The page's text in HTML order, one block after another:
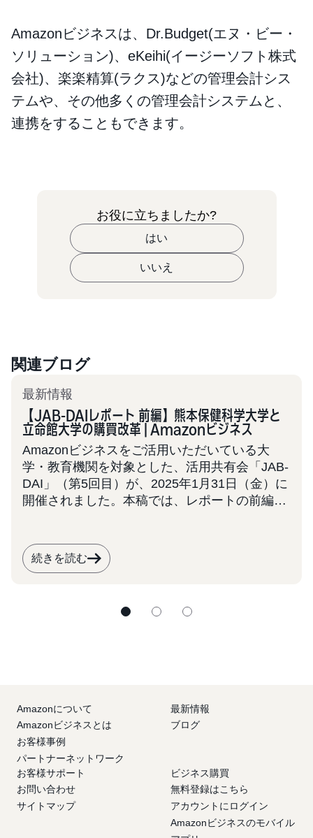
Amazonビジネスは、Dr.Budget(エヌ・ビー・
ソリューション)、eKeihi(イージーソフト株式
会社)、楽楽精算(ラクス)などの管理会計シス
テムや、その他多くの管理会計システムと、
連携をすることもできます。
お役に立ちましたか?
はい
いいえ
関連ブログ
最新情報
【JAB-DAIレポート 前編】熊本保健科学大学と
立命館大学の購買改革 | Amazonビジネス
Amazonビジネスをご活用いただいている大
学・教育機関を対象とした、活用共有会「JAB-
DAI」（第5回目）が、2025年1月31日（金）に
開催されました。本稿では、レポートの前編と
学・学校法人での業務効率化にご関心をお持ち
の皆様は、ぜひ本事例を参考に、次回の共有会
続きを読む
Amazonについて
Amazonビジネスとは
お客様事例
パートナーネットワーク
最新情報
ブログ
お客様サポート
お問い合わせ
サイトマップ
ビジネス購買
無料登録はこちら
アカウントにログイン
Amazonビジネスのモバイル